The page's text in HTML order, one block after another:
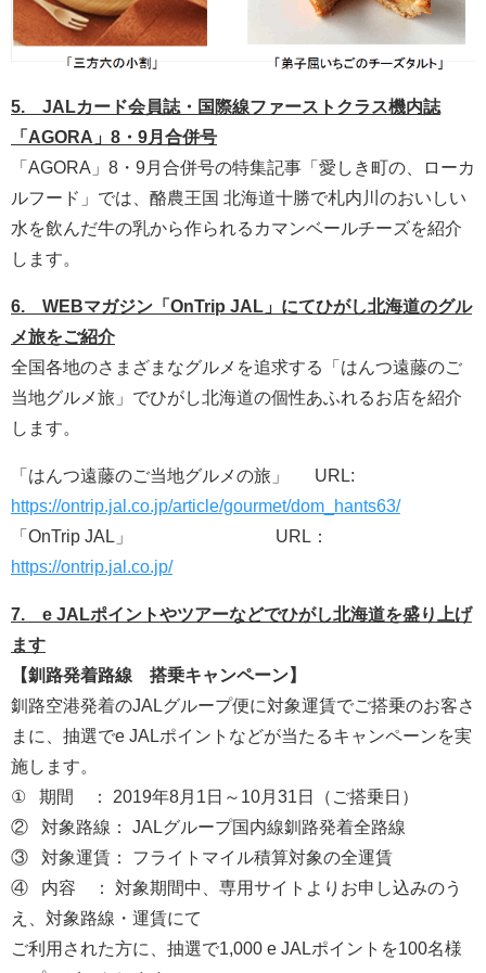
5. JALカード会員誌・国際線ファーストクラス機内誌
「AGORA」8・9月合併号
「AGORA」8・9月合併号の特集記事「愛しき町の、ローカ
ルフード」では、酪農王国 北海道十勝で札内川のおいしい
水を飲んだ牛の乳から作られるカマンベールチーズを紹介
します。
6. WEBマガジン「OnTrip JAL」にてひがし北海道のグル
メ旅をご紹介
全国各地のさまざまなグルメを追求する「はんつ遠藤のご
当地グルメ旅」でひがし北海道の個性あふれるお店を紹介
します。
「はんつ遠藤のご当地グルメの旅」 URL:
https://ontrip.jal.co.jp/article/gourmet/dom_hants63/
「OnTrip JAL」 URL：
https://ontrip.jal.co.jp/
7. e JALポイントやツアーなどでひがし北海道を盛り上げ
ます
【釧路発着路線 搭乗キャンペーン】
釧路空港発着のJALグループ便に対象運賃でご搭乗のお客さ
まに、抽選でe JALポイントなどが当たるキャンペーンを実
施します。
① 期間 ： 2019年8月1日～10月31日（ご搭乗日）
② 対象路線： JALグループ国内線釧路発着全路線
③ 対象運賃： フライトマイル積算対象の全運賃
④ 内容 ： 対象期間中、専用サイトよりお申し込みのう
え、対象路線・運賃にて
ご利用された方に、抽選で1,000 e JALポイントを100名様